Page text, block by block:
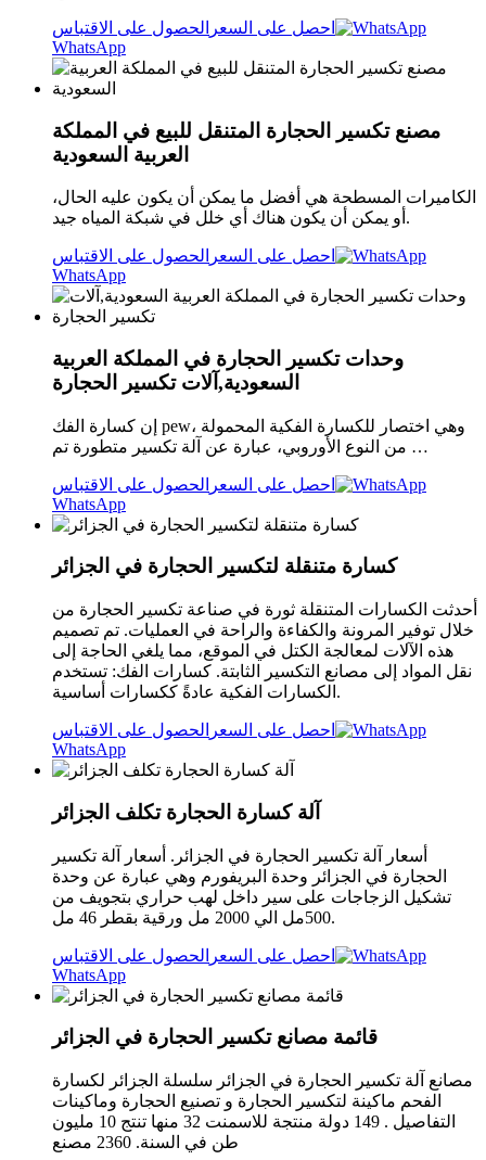
احصل على السعر الحصول على الاقتباس
WhatsApp
مصنع تكسير الحجارة المتنقل للبيع في المملكة
العربية السعودية
الكاميرات المسطحة هي أفضل ما يمكن أن يكون عليه الحال،
أو يمكن أن يكون هناك أي خلل في شبكة المياه جيد.
احصل على السعر الحصول على الاقتباس
WhatsApp
وحدات تكسير الحجارة في المملكة العربية
السعودية,آلات تكسير الحجارة
إن كسارة الفك pew، وهي اختصار للكسارة الفكية المحمولة
من النوع الأوروبي، عبارة عن آلة تكسير متطورة تم …
احصل على السعر الحصول على الاقتباس
WhatsApp
كسارة متنقلة لتكسير الحجارة في الجزائر
أحدثت الكسارات المتنقلة ثورة في صناعة تكسير الحجارة من
خلال توفير المرونة والكفاءة والراحة في العمليات. تم تصميم
هذه الآلات لمعالجة الكتل في الموقع، مما يلغي الحاجة إلى
نقل المواد إلى مصانع التكسير الثابتة. كسارات الفك: تستخدم
الكسارات الفكية عادةً ككسارات أساسية.
احصل على السعر الحصول على الاقتباس
WhatsApp
آلة كسارة الحجارة تكلف الجزائر
أسعار آلة تكسير الحجارة في الجزائر. أسعار آلة تكسير
الحجارة في الجزائر وحدة البريفورم وهي عبارة عن وحدة
تشكيل الزجاجات على سير داخل لهب حراري بتجويف من
500مل الي 2000 مل ورقية بقطر 46 مل.
احصل على السعر الحصول على الاقتباس
WhatsApp
قائمة مصانع تكسير الحجارة في الجزائر
مصانع آلة تكسير الحجارة في الجزائر سلسلة الجزائر لكسارة
الفحم ماكينة لتكسير الحجارة و تصنيع الحجارة وماكينات
التفاصيل . 149 دولة منتجة للاسمنت 32 منها تنتج 10 مليون
طن في السنة. 2360 مصنع